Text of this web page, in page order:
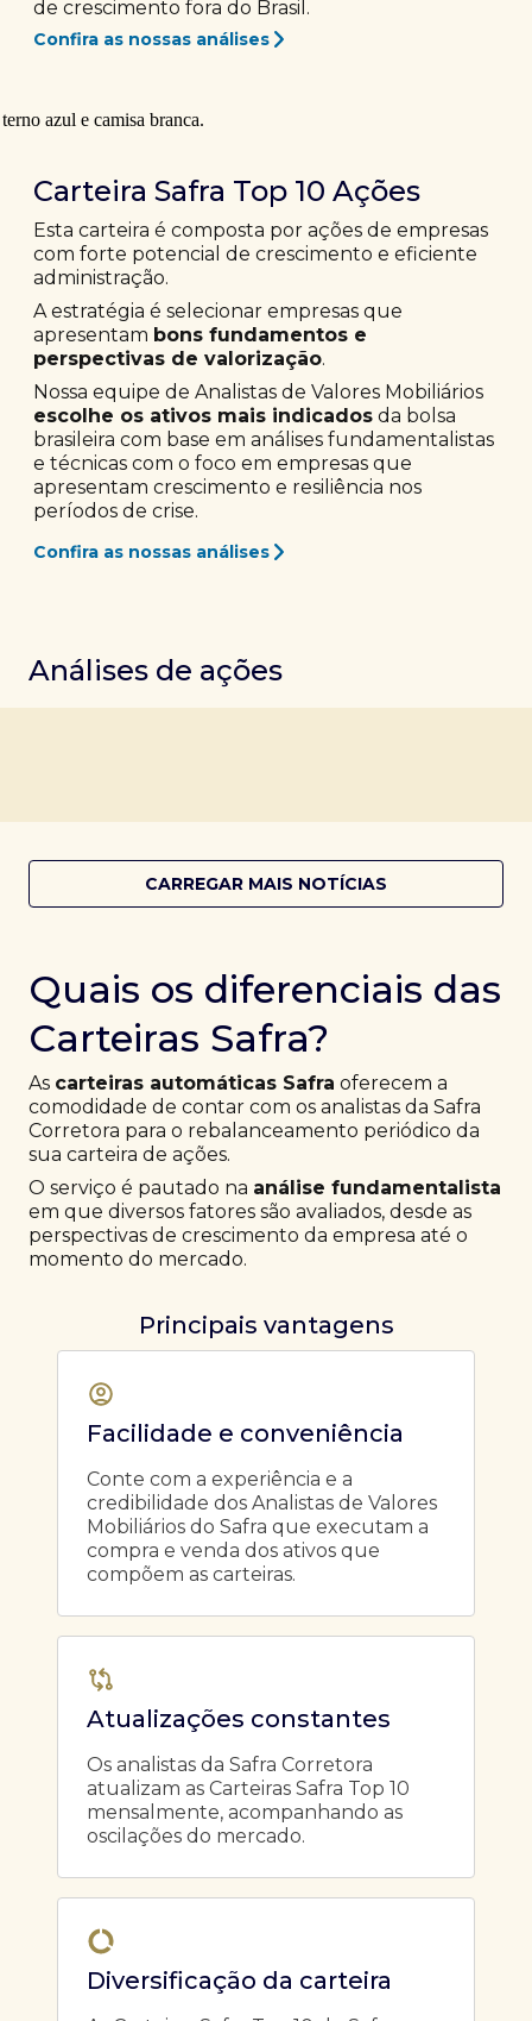
de crescimento fora do Brasil.
Confira as nossas análises
Carteira Safra Top 10 Ações
Esta carteira é composta por ações de empresas
com forte potencial de crescimento e eficiente
administração.
A estratégia é selecionar empresas que
apresentam bons fundamentos e
perspectivas de valorização.
Nossa equipe de Analistas de Valores Mobiliários
escolhe os ativos mais indicados da bolsa
brasileira com base em análises fundamentalistas
e técnicas com o foco em empresas que
apresentam crescimento e resiliência nos
períodos de crise.
Confira as nossas análises
Análises de ações
CARREGAR MAIS NOTÍCIAS
Quais os diferenciais das
Carteiras Safra?
As carteiras automáticas Safra oferecem a
comodidade de contar com os analistas da Safra
Corretora para o rebalanceamento periódico da
sua carteira de ações.
O serviço é pautado na análise fundamentalista
em que diversos fatores são avaliados, desde as
perspectivas de crescimento da empresa até o
momento do mercado.
Principais vantagens
Facilidade e conveniência
Conte com a experiência e a
credibilidade dos Analistas de Valores
Mobiliários do Safra que executam a
compra e venda dos ativos que
compõem as carteiras.
Atualizações constantes
Os analistas da Safra Corretora
atualizam as Carteiras Safra Top 10
mensalmente, acompanhando as
oscilações do mercado.
Diversificação da carteira